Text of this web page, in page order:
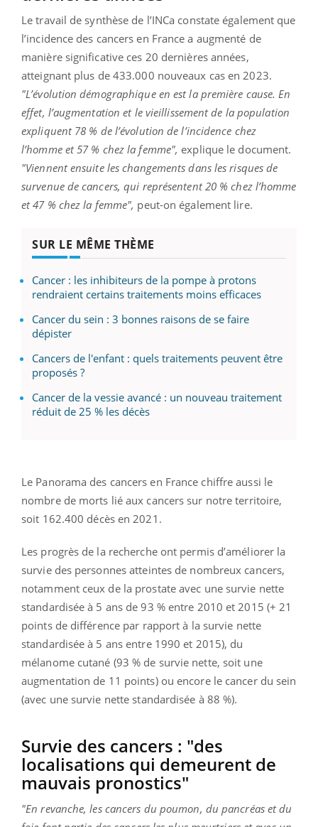
Le travail de synthèse de l’INCa constate également que
l’incidence des cancers en France a augmenté de
manière significative ces 20 dernières années,
atteignant plus de 433.000 nouveaux cas en 2023.
"L’évolution démographique en est la première cause. En
effet, l’augmentation et le vieillissement de la population
expliquent 78 % de l’évolution de l’incidence chez
l’homme et 57 % chez la femme", explique le document.
"Viennent ensuite les changements dans les risques de
survenue de cancers, qui représentent 20 % chez l’homme
et 47 % chez la femme", peut-on également lire.
SUR LE MÊME THÈME
Cancer : les inhibiteurs de la pompe à protons
rendraient certains traitements moins efficaces
Cancer du sein : 3 bonnes raisons de se faire
dépister
Cancers de l'enfant : quels traitements peuvent être
proposés ?
Cancer de la vessie avancé : un nouveau traitement
réduit de 25 % les décès
Le Panorama des cancers en France chiffre aussi le
nombre de morts lié aux cancers sur notre territoire,
soit 162.400 décès en 2021.
Les progrès de la recherche ont permis d’améliorer la
survie des personnes atteintes de nombreux cancers,
notamment ceux de la prostate avec une survie nette
standardisée à 5 ans de 93 % entre 2010 et 2015 (+ 21
points de différence par rapport à la survie nette
standardisée à 5 ans entre 1990 et 2015), du
mélanome cutané (93 % de survie nette, soit une
augmentation de 11 points) ou encore le cancer du sein
(avec une survie nette standardisée à 88 %).
Survie des cancers : "des
localisations qui demeurent de
mauvais pronostics"
"En revanche, les cancers du poumon, du pancréas et du